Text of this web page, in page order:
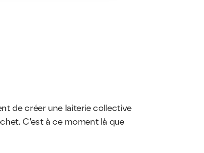
de créer une laiterie collective
C’est à ce moment là que